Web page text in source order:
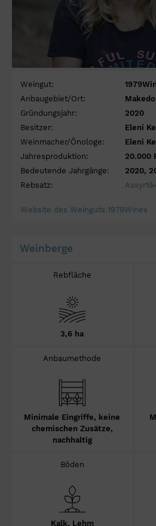
Weingut:
Anbaugebiet/Ort:
Gründungsjahr:
2020
Besitzer:
Eleni
Weinmacher/Önologe:
Eleni
Jahresproduktion:
20.000
Bedeutende Jahrgänge:
2020,
Rebsatz:
Website des Weinguts 1979Wines
Weinberge
Rebfläche
3,6 ha
Anbaumethode
Minimale Eingriffe, keine
chemischen Zusätze,
nachhaltig
Böden
Kalk, Lehm